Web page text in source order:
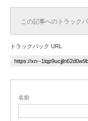
この記事へのトラック
トラックバック URL
名前